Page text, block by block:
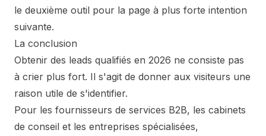
le deuxième outil pour la page à plus forte intention
suivante.
La conclusion
Obtenir des leads qualifiés en 2026 ne consiste pas
à crier plus fort. Il s'agit de donner aux visiteurs une
raison utile de s'identifier.
Pour les fournisseurs de services B2B, les cabinets
de conseil et les entreprises spécialisées,